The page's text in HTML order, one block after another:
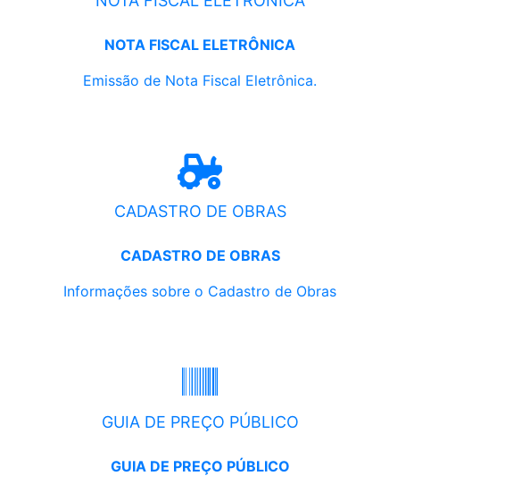
NOTA FISCAL ELETRÔNICA
Emissão de Nota Fiscal Eletrônica.
CADASTRO DE OBRAS
CADASTRO DE OBRAS
Informações sobre o Cadastro de Obras
GUIA DE PREÇO PÚBLICO
GUIA DE PREÇO PÚBLICO